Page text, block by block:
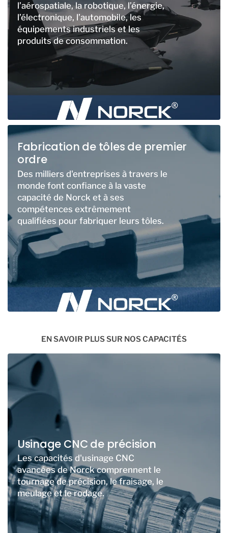
l’aérospatiale, la robotique, l’énergie,
l’électronique, l’automobile, les
équipements industriels et les
produits de consommation.
Fabrication de tôles de premier
ordre
Des milliers d'entreprises à travers le
monde font confiance à la vaste
capacité de Norck et à ses
compétences extrêmement
qualifiées pour fabriquer leurs tôles.
EN SAVOIR PLUS SUR NOS CAPACITÉS
Usinage CNC de précision
Les capacités d'usinage CNC
avancées de Norck comprennent le
tournage de précision, le fraisage, le
meulage et le rodage.